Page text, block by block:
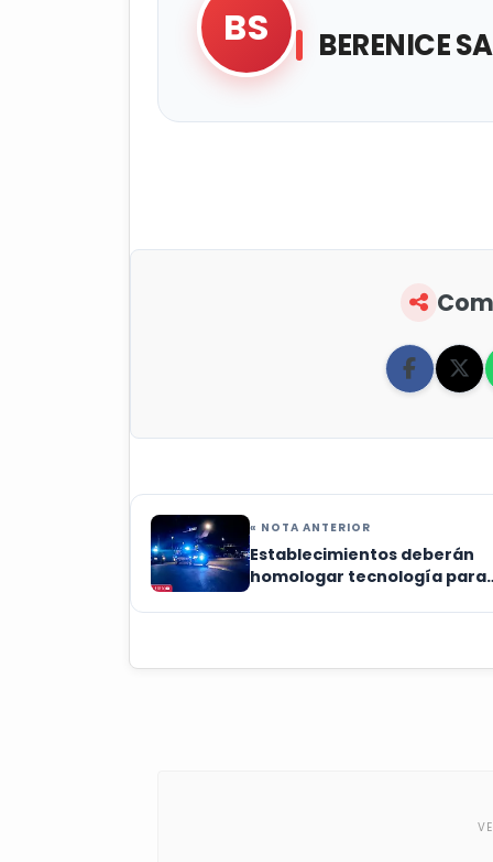
BS BERENICE
« NOTA ANTERIOR
Establecimientos deberán
homologar tecnología para